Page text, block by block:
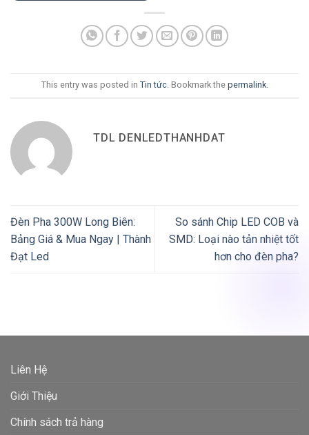
This entry was posted in Tin tức. Bookmark the permalink.
TDL DENLEDTHANHDAT
Đèn Pha 300W Long Biên:
Bảng Giá & Mua Ngay | Thành
Đạt Led
So sánh Chip LED COB và
SMD: Loại nào tản nhiệt tốt
hơn cho đèn pha?
Liên Hệ
Giới Thiệu
Chính sách trả hàng